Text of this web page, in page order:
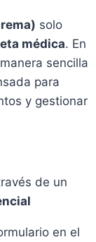
solo
médica. En
sencilla
para
y gestionar
de un
en el